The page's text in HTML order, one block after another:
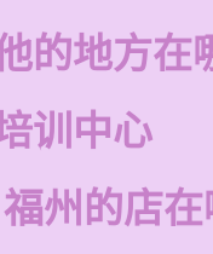
的地方在
训中心
州的店